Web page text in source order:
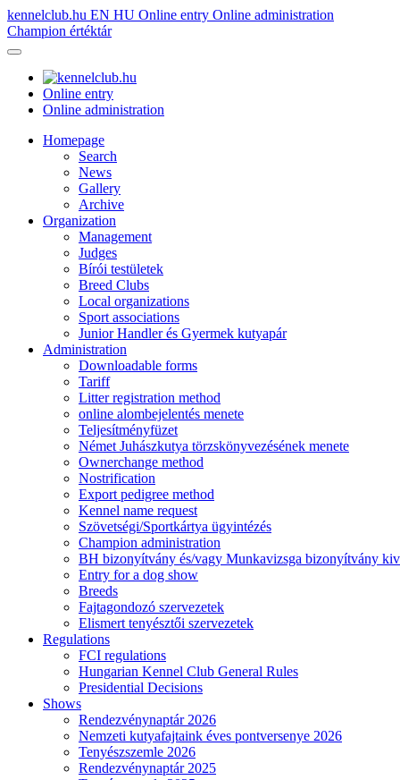
kennelclub.hu EN HU Online entry Online administration
Champion értéktár
Online entry
Online administration
Homepage
Search
News
Gallery
Archive
Organization
Management
Judges
Bírói testületek
Breed Clubs
Local organizations
Sport associations
Junior Handler és Gyermek kutyapár
Administration
Downloadable forms
Tariff
Litter registration method
online alombejelentés menete
Teljesítményfüzet
Német Juhászkutya törzskönyvezésének menete
Ownerchange method
Nostrification
Export pedigree method
Kennel name request
Szövetségi/Sportkártya ügyintézés
Champion administration
BH bizonyítvány és/vagy Munkavizsga bizonyítvány
Entry for a dog show
Breeds
Fajtagondozó szervezetek
Elismert tenyésztői szervezetek
Regulations
FCI regulations
Hungarian Kennel Club General Rules
Presidential Decisions
Shows
Rendezvénynaptár 2026
Nemzeti kutyafajtaink éves pontversenye 2026
Tenyészszemle 2026
Rendezvénynaptár 2025